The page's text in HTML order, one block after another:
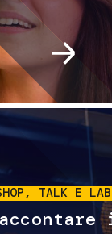
TALK E